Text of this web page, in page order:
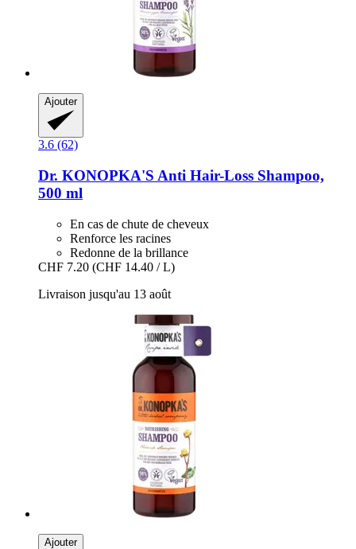
Ajouter
3.6 (62)
Dr. KONOPKA'S Anti Hair-​Loss Shampoo,
500 ml
En cas de chute de cheveux
Renforce les racines
Redonne de la brillance
CHF 7.20 (CHF 14.40 / L)
Livraison jusqu'au 13 août
Ajouter